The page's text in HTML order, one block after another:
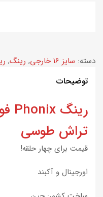
دسته: سایز 16 خارجی , رینگ,
توضیحات
تراش طوسی
قیمت برای چهار حلقه!
اورجینال و آکبند